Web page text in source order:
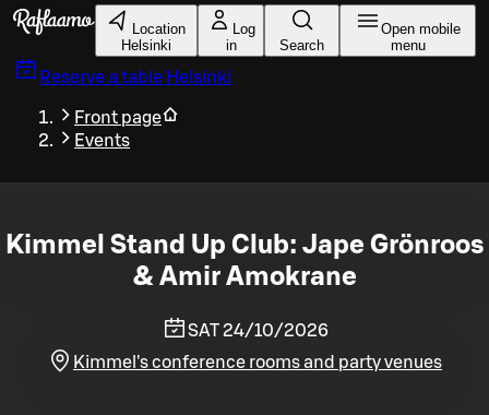
Skip to main content
Location
Helsinki
Log
in
Search
Open mobile
menu
Reserve a table Helsinki
Front page
Events
Kimmel Stand Up Club: Jape Grönroos
& Amir Amokrane
SAT 24/10/2026
Kimmel's conference rooms and party venues